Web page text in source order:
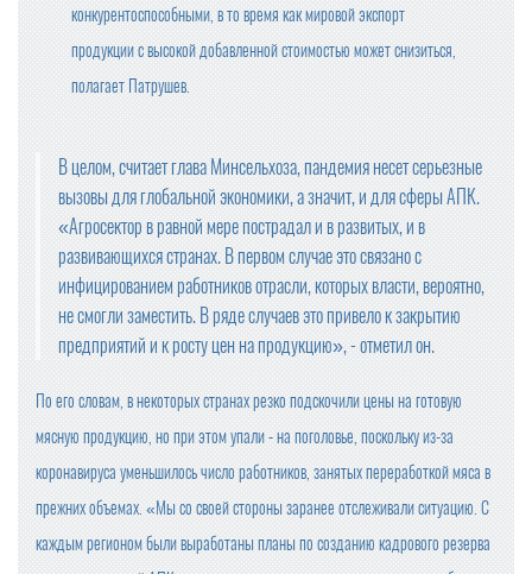
конкурентоспособными, в то время как мировой экспорт
продукции с высокой добавленной стоимостью может снизиться,
полагает Патрушев.
В целом, считает глава Минсельхоза, пандемия несет серьезные
вызовы для глобальной экономики, а значит, и для сферы АПК.
«Агросектор в равной мере пострадал и в развитых, и в
развивающихся странах. В первом случае это связано с
инфицированием работников отрасли, которых власти, вероятно,
не смогли заместить. В ряде случаев это привело к закрытию
предприятий и к росту цен на продукцию», - отметил он.
По его словам, в некоторых странах резко подскочили цены на готовую
мясную продукцию, но при этом упали - на поголовье, поскольку из-за
коронавируса уменьшилось число работников, занятых переработкой мяса в
прежних объемах. «Мы со своей стороны заранее отслеживали ситуацию. С
каждым регионом были выработаны планы по созданию кадрового резерва